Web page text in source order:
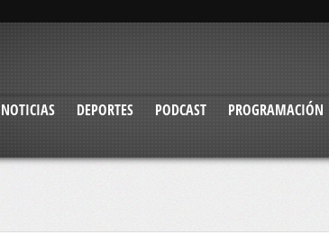
NOTICIAS DEPORTES PODCAST PROGRAMACIÓN